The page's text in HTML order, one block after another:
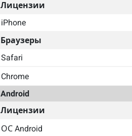
Лицензии
iPhone
Браузеры
Safari
Chrome
Android
Лицензии
ОС Android